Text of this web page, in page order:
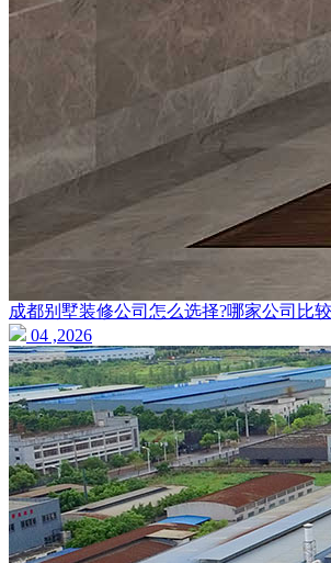
成都别墅装修公司怎么选择?哪家公司比
04 ,2026